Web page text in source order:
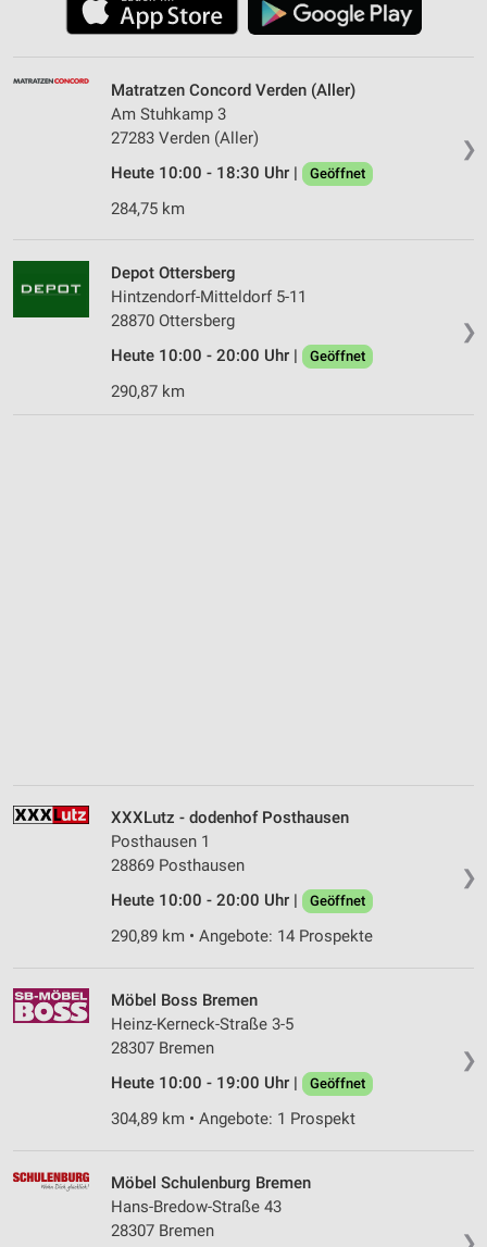
❯
Matratzen Concord Verden (Aller)
Am Stuhkamp 3
27283 Verden (Aller)
Heute 10:00 - 18:30 Uhr |
Geöffnet
284,75 km
❯
Depot Ottersberg
Hintzendorf-Mitteldorf 5-11
28870 Ottersberg
Heute 10:00 - 20:00 Uhr |
Geöffnet
290,87 km
❯
XXXLutz - dodenhof Posthausen
Posthausen 1
28869 Posthausen
Heute 10:00 - 20:00 Uhr |
Geöffnet
290,89 km • Angebote: 14 Prospekte
❯
Möbel Boss Bremen
Heinz-Kerneck-Straße 3-5
28307 Bremen
Heute 10:00 - 19:00 Uhr |
Geöffnet
304,89 km • Angebote: 1 Prospekt
❯
Möbel Schulenburg Bremen
Hans-Bredow-Straße 43
28307 Bremen